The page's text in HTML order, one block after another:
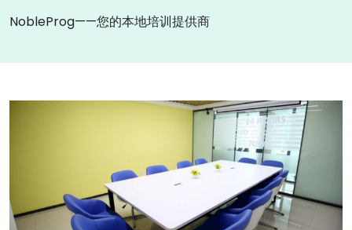
NobleProg——您的本地培训提供商